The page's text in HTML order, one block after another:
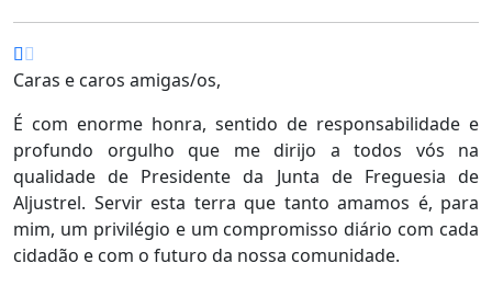
Caras e caros amigas/os,
É com enorme honra, sentido de responsabilidade e
profundo orgulho que me dirijo a todos vós na
qualidade de Presidente da Junta de Freguesia de
Aljustrel. Servir esta terra que tanto amamos é, para
mim, um privilégio e um compromisso diário com cada
cidadão e com o futuro da nossa comunidade.